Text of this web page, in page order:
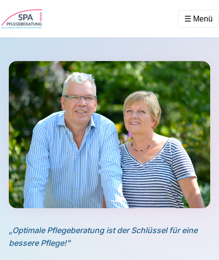
☰ Menü
„Optimale Pflegeberatung ist der Schlüssel für eine
bessere Pflege!"